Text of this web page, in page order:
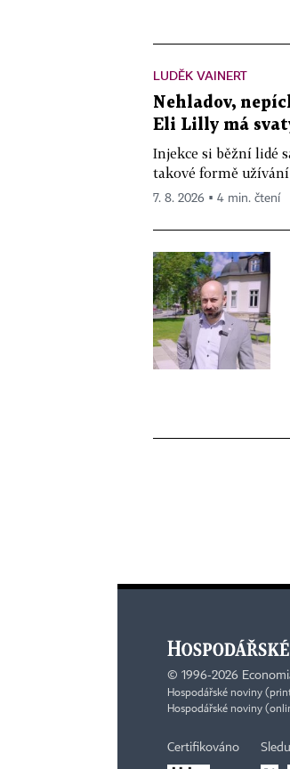
LUDĚK VAINERT
Nehladov,
Eli Lilly má
Injekce si běžní lidé
takové formě
7. 8. 2026 ▪ 4 min. čtení
© 1996-2026
Hospodářské noviny
Hospodářské noviny
Certifikováno